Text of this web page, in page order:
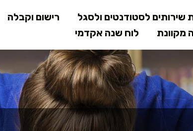
לתוכן
המרכזי
לסטודנטים ולסגל רישום וקבלה
מקוונת
לוח שנה אקדמי